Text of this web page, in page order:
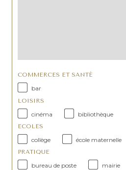
COMMERCES ET SANTÉ
bar
LOISIRS
cinéma bibliothèque
ECOLES
collège école maternelle
PRATIQUE
bureau de poste mairie